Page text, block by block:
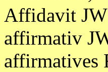
Affidavit
affirmativ
affirmatives